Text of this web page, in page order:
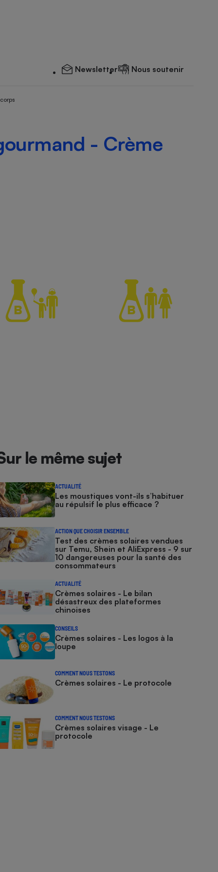
Newsletter Nous soutenir
- Crème
le même sujet
ACTUALITÉ
Les moustiques vont-ils s’habituer
au répulsif le plus efficace ?
ACTION QUE CHOISIR ENSEMBLE
Test des crèmes solaires vendues
sur Temu, Shein et AliExpress - 9 sur
10 dangereuses pour la santé des
consommateurs
ACTUALITÉ
Crèmes solaires - Le bilan
désastreux des plateformes
chinoises
CONSEILS
Crèmes solaires - Les logos à la
loupe
COMMENT NOUS TESTONS
Crèmes solaires - Le protocole
COMMENT NOUS TESTONS
Crèmes solaires visage - Le
protocole